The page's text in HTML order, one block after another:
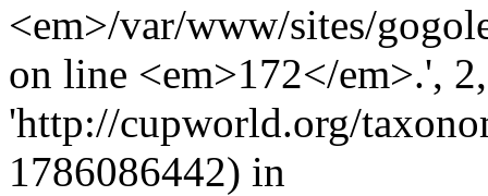
<em>/var/www/sites/
on line <em>172</em>.',
'http://cupworld.org/
1786086442) in